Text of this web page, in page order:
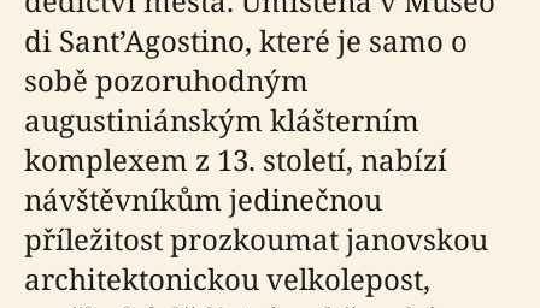
di Sant’Agostino, které je samo o
sobě pozoruhodným
augustiniánským klášterním
komplexem z 13. století, nabízí
návštěvníkům jedinečnou
příležitost prozkoumat janovskou
architektonickou velkolepost,